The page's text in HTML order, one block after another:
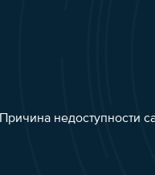
Причина недоступности